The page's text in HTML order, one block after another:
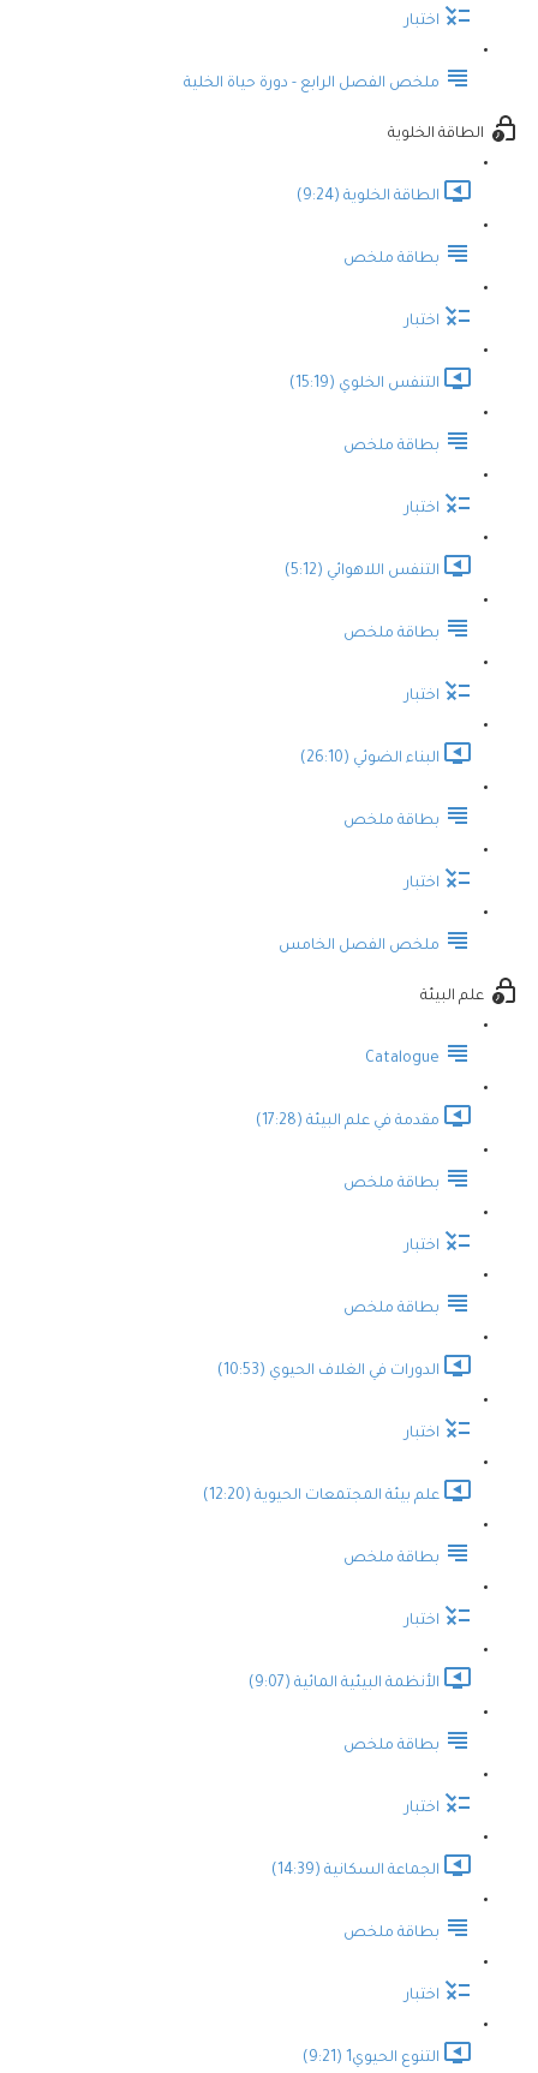
اختبار
ملخص الفصل الرابع - دورة حياة الخلية
الطاقة الخلوية
الطاقة الخلوية (9:24)
بطاقة ملخص
اختبار
التنفس الخلوي (15:19)
بطاقة ملخص
اختبار
التنفس اللاهوائي (5:12)
بطاقة ملخص
اختبار
البناء الضوئي (26:10)
بطاقة ملخص
اختبار
ملخص الفصل الخامس
علم البيئة
Catalogue
مقدمة في علم البيئة (17:28)
بطاقة ملخص
اختبار
بطاقة ملخص
الدورات في الغلاف الحيوي (10:53)
اختبار
علم بيئة المجتمعات الحيوية (12:20)
بطاقة ملخص
اختبار
الأنظمة البيئية المائية (9:07)
بطاقة ملخص
اختبار
الجماعة السكانية (14:39)
بطاقة ملخص
اختبار
التنوع الحيوي1 (9:21)